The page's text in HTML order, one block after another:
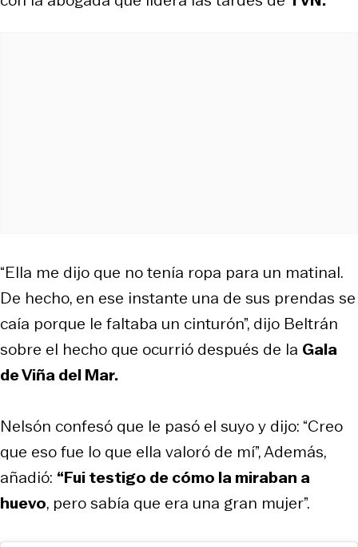
“Ella me dijo que no tenía ropa para un matinal.
De hecho, en ese instante una de sus prendas se
caía porque le faltaba un cinturón”, dijo Beltrán
sobre el hecho que ocurrió después de la Gala
de Viña del Mar.
Nelsón confesó que le pasó el suyo y dijo: “Creo
que eso fue lo que ella valoró de mí”, Además,
añadió: “Fui testigo de cómo la miraban a
huevo, pero sabía que era una gran mujer”.